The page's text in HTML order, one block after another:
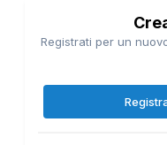
Registrati per un